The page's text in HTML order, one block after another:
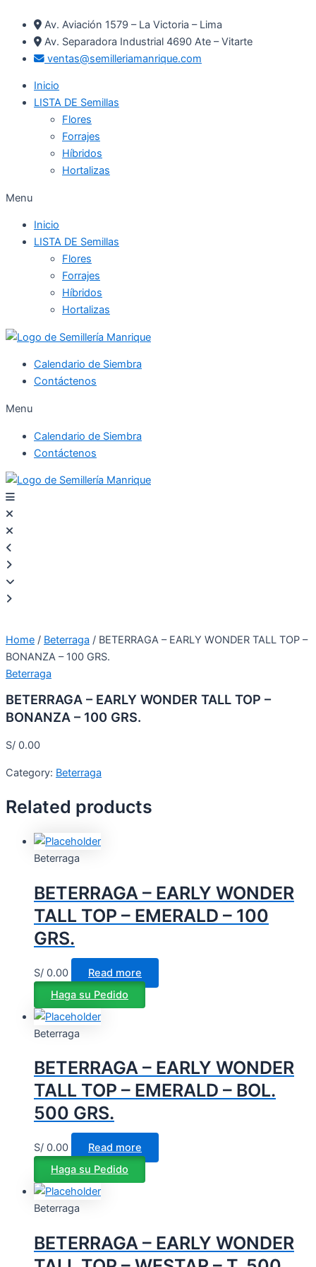
contenido
Av. Aviación 1579 – La Victoria – Lima
Av. Separadora Industrial 4690 Ate – Vitarte
ventas@semilleriamanrique.com
Inicio
LISTA DE Semillas
Flores
Forrajes
Híbridos
Hortalizas
Menu
Inicio
LISTA DE Semillas
Flores
Forrajes
Híbridos
Hortalizas
Calendario de Siembra
Contáctenos
Menu
Calendario de Siembra
Contáctenos
Home / Beterraga / BETERRAGA – EARLY WONDER TALL TOP –
BONANZA – 100 GRS.
Beterraga
BETERRAGA – EARLY WONDER TALL TOP –
BONANZA – 100 GRS.
S/ 0.00
Category: Beterraga
Related products
Beterraga
BETERRAGA – EARLY WONDER
TALL TOP – EMERALD – 100
GRS.
S/ 0.00
Read more
Haga su Pedido
Beterraga
BETERRAGA – EARLY WONDER
TALL TOP – EMERALD – BOL.
500 GRS.
S/ 0.00
Read more
Haga su Pedido
Beterraga
BETERRAGA – EARLY WONDER